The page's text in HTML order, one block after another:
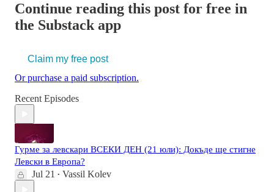
Continue reading this post for free in
the Substack app
Claim my free post
Or purchase a paid subscription.
Recent Episodes
Гурме за левскари ВСЕКИ ДЕН (21 юли): Докъде ще стигне
Левски в Европа?
Jul 21 • Vassil Kolev